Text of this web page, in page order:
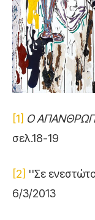
[1] Ο
σελ.18-19
[2] ''Σε
6/3/2013